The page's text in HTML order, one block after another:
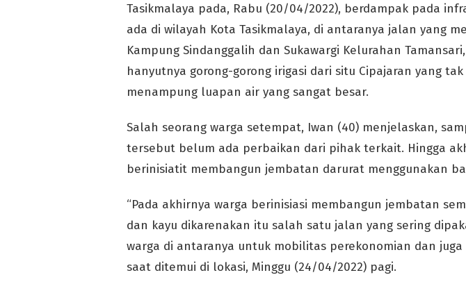
Tasikmalaya pada, Rabu (20/04/2022), berdampak pada
ada di wilayah Kota Tasikmalaya, di antaranya jalan yang
Kampung Sindanggalih dan Sukawargi Kelurahan
hanyutnya gorong-gorong irigasi dari situ Cipajaran yang
menampung luapan air yang sangat besar.
Salah seorang warga setempat, Iwan (40) menjelaskan,
tersebut belum ada perbaikan dari pihak terkait. Hingga
berinisiatit membangun jembatan darurat menggunakan
“Pada akhirnya warga berinisiasi membangun jembatan
dan kayu dikarenakan itu salah satu jalan yang sering
warga di antaranya untuk mobilitas perekonomian dan juga
saat ditemui di lokasi, Minggu (24/04/2022) pagi.